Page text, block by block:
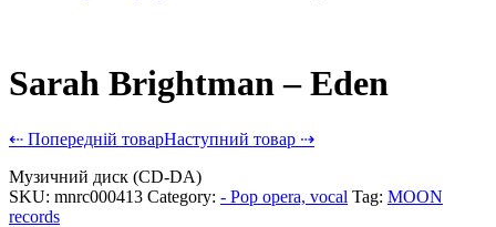
Sarah Brightman – Eden
⇠ Попередній товарНаступний товар ⇢
Музичний диск (CD-DA)
SKU: mnrc000413 Category: - Pop opera, vocal Tag: MOON
records